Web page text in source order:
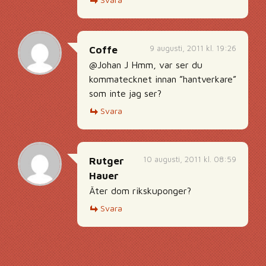
9 augusti, 2011 kl. 19:26
Coffe
@Johan J Hmm, var ser du
kommatecknet innan ”hantverkare”
som inte jag ser?
Svara
10 augusti, 2011 kl. 08:59
Rutger
Hauer
Äter dom rikskuponger?
Svara